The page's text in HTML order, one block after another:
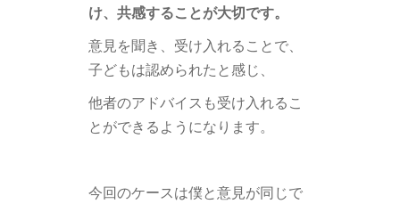
け、共感することが大切です。
意見を聞き、受け入れることで、
子どもは認められたと感じ、
他者のアドバイスも受け入れるこ
とができるようになります。
今回のケースは僕と意見が同じで